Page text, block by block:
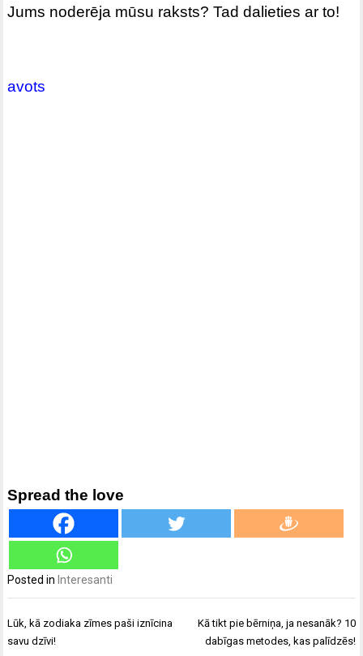
Jums noderēja mūsu raksts? Tad dalieties ar to!
avots
Spread the love
Posted in Interesanti
Ziņu
izvēlne
Lūk, kā zodiaka zīmes paši iznīcina
savu dzīvi!
Kā tikt pie bērniņa, ja nesanāk? 10
dabīgas metodes, kas palīdzēs!